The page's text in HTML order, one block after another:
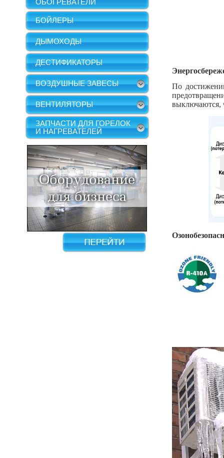
ОБОГРЕВАТЕЛИ
БОЙЛЕРЫ
ДЫМОХОДЫ
ДЕСТИФИКАТОРЫ
ВОЗДУШНЫЕ ЗАВЕСЫ
ВЕНТИЛЯТОРЫ
ЗАПЧАСТИ ДЛЯ ГОРЕЛОК
И НАГРЕВАТЕЛЕЙ
По
выключаются,